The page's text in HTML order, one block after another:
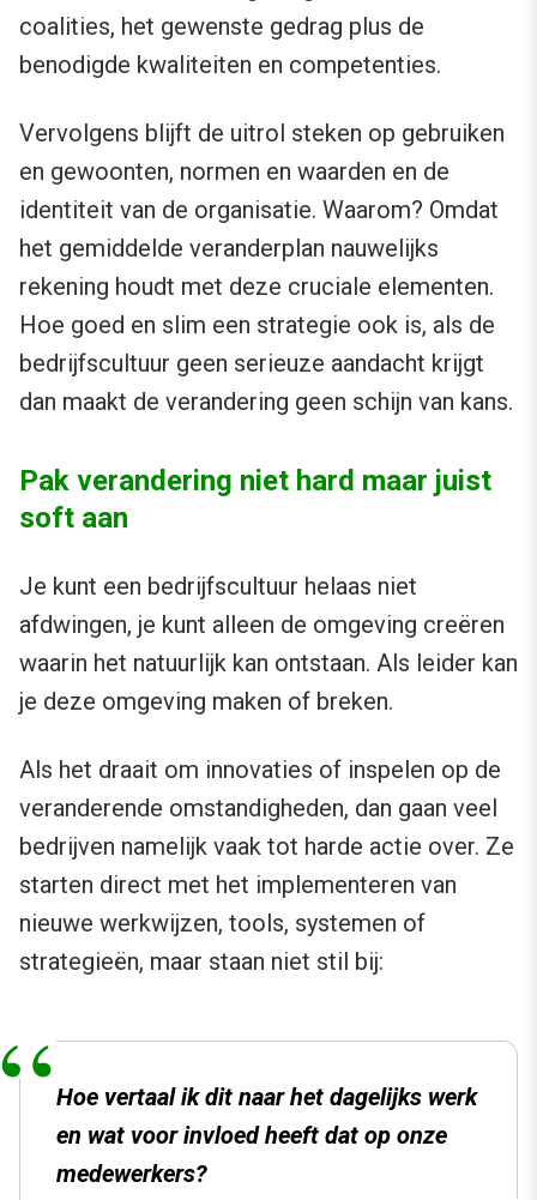
coalities, het gewenste gedrag plus de
benodigde kwaliteiten en competenties.
Vervolgens blijft de uitrol steken op gebruiken
en gewoonten, normen en waarden en de
identiteit van de organisatie. Waarom? Omdat
het gemiddelde veranderplan nauwelijks
rekening houdt met deze cruciale elementen.
Hoe goed en slim een strategie ook is, als de
bedrijfscultuur geen serieuze aandacht krijgt
dan maakt de verandering geen schijn van kans.
Pak verandering niet hard maar juist
soft aan
Je kunt een bedrijfscultuur helaas niet
afdwingen, je kunt alleen de omgeving creëren
waarin het natuurlijk kan ontstaan. Als leider kan
je deze omgeving maken of breken.
Als het draait om innovaties of inspelen op de
veranderende omstandigheden, dan gaan veel
bedrijven namelijk vaak tot harde actie over. Ze
starten direct met het implementeren van
nieuwe werkwijzen, tools, systemen of
strategieën, maar staan niet stil bij:
Hoe vertaal ik dit naar het dagelijks werk
en wat voor invloed heeft dat op onze
medewerkers?